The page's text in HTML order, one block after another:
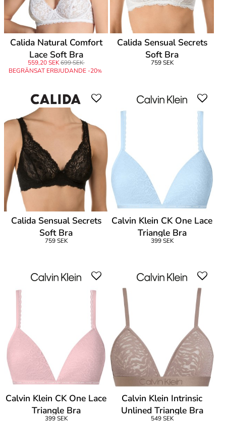
Calida Natural Comfort
Lace Soft Bra
559,20 SEK699 SEK
BEGRÄNSAT ERBJUDANDE -20%
Calida Sensual Secrets
Soft Bra
759 SEK
Calida Sensual Secrets
Soft Bra
759 SEK
Calvin Klein CK One Lace
Triangle Bra
399 SEK
Calvin Klein CK One Lace
Triangle Bra
399 SEK
Calvin Klein Intrinsic
Unlined Triangle Bra
549 SEK